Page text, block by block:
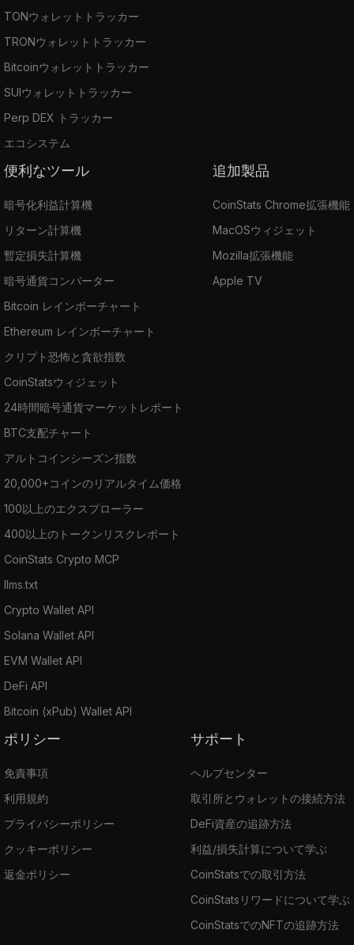
TONウォレットトラッカー
TRONウォレットトラッカー
Bitcoinウォレットトラッカー
SUIウォレットトラッカー
Perp DEX トラッカー
エコシステム
便利なツール
暗号化利益計算機
リターン計算機
暫定損失計算機
暗号通貨コンバーター
Bitcoin レインボーチャート
Ethereum レインボーチャート
クリプト恐怖と貪欲指数
CoinStatsウィジェット
24時間暗号通貨マーケットレポート
BTC支配チャート
アルトコインシーズン指数
20,000+コインのリアルタイム価格
100以上のエクスプローラー
400以上のトークンリスクレポート
CoinStats Crypto MCP
llms.txt
Crypto Wallet API
Solana Wallet API
EVM Wallet API
DeFi API
Bitcoin (xPub) Wallet API
追加製品
CoinStats Chrome拡張機能
MacOSウィジェット
Mozilla拡張機能
Apple TV
ポリシー
免責事項
利用規約
プライバシーポリシー
クッキーポリシー
返金ポリシー
サポート
ヘルプセンター
取引所とウォレットの接続方法
DeFi資産の追跡方法
利益/損失計算について学ぶ
CoinStatsでの取引方法
CoinStatsリワードについて学ぶ
CoinStatsでのNFTの追跡方法